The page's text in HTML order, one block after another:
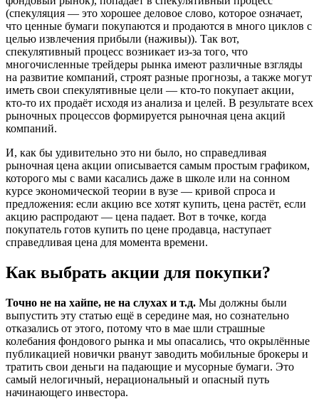
(спекуляция — это хорошее деловое слово, которое означает,
что ценные бумаги покупаются и продаются в много циклов с
целью извлечения прибыли (наживы)). Так вот,
спекулятивный процесс возникает из-за того, что
многочисленные трейдеры рынка имеют различные взгляды
на развитие компаний, строят разные прогнозы, а также могут
иметь свои спекулятивные цели — кто-то покупает акции,
кто-то их продаёт исходя из анализа и целей. В результате всех
рыночных процессов формируется рыночная цена акций
компаний.
И, как бы удивительно это ни было, но справедливая
рыночная цена акции описывается самым простым графиком,
которого мы с вами касались даже в школе или на сонном
курсе экономической теории в вузе — кривой спроса и
предложения: если акцию все хотят купить, цена растёт, если
акцию распродают — цена падает. Вот в точке, когда
покупатель готов купить по цене продавца, наступает
справедливая цена для момента времени.
Как выбрать акции для покупки?
Точно не на хайпе, не на слухах и т.д. Мы должны были
выпустить эту статью ещё в середине мая, но сознательно
отказались от этого, потому что в мае шли страшные
колебания фондового рынка и мы опасались, что окрылённые
публикацией новички рванут заводить мобильные брокеры и
тратить свои деньги на падающие и мусорные бумаги. Это
самый нелогичный, нерациональный и опасный путь
начинающего инвестора.